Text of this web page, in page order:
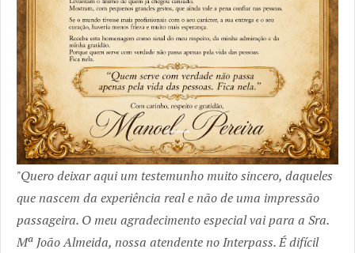
Quero deixar aqui um testemunho muito sincero, daqueles
que nascem da experiência real e não de uma impressão
passageira. O meu agradecimento especial vai para a Sra.
Mª João Almeida, nossa atendente no Interpass. É difícil